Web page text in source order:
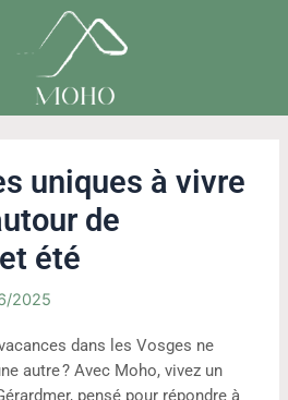
uniques à vivre
de
été
2025
dans les Vosges ne
autre ? Avec Moho, vivez un
pensé pour répondre à